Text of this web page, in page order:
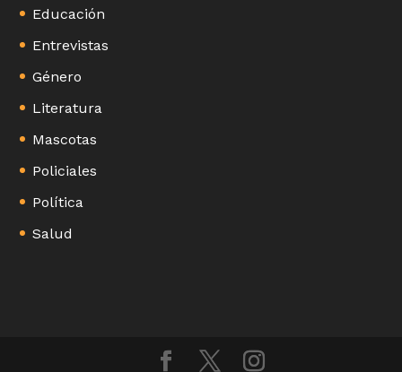
Educación
Entrevistas
Género
Literatura
Mascotas
Policiales
Política
Salud